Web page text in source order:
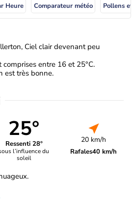
Heure Comparateur météo Pollens
Ciel clair devenant peu
entre 16 et 25°C.
est très bonne.
25°
Ressenti 28°
l’influence du
soleil
20 km/h
Rafales40 km/h